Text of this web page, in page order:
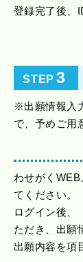
登録完了後、
STEP 3
※出願情報入
で、予めご用
わせがく
てください。
ログイン後、
ただき、出願
出願内容を項